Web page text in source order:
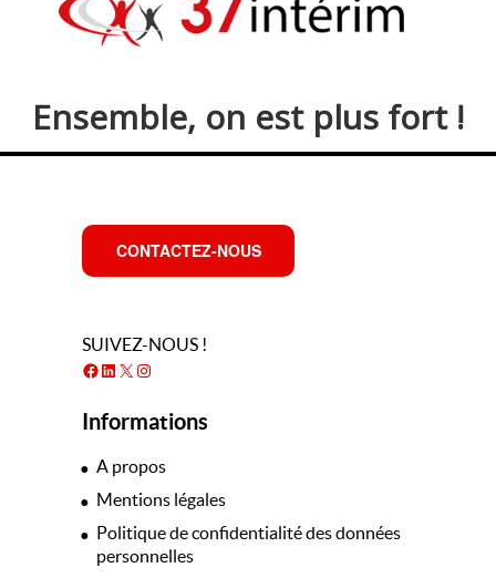
Ensemble, on est plus fort !
CONTACTEZ-NOUS
SUIVEZ-NOUS !
Facebook
LinkedIn
X Instagram
Informations
A propos
Mentions légales
Politique de confidentialité des données
personnelles